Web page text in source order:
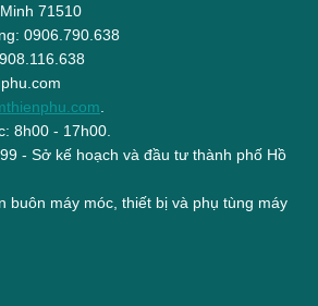
71510
0906.790.638
8h00 - 17h00.
- Sở kế hoạch và đầu tư thành phố Hồ
buôn máy móc, thiết bị và phụ tùng máy